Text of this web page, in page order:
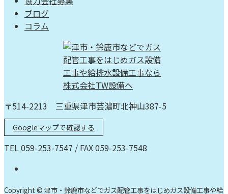
ブログ
コラム
〒514-2213 三重県津市芸濃町北神山387-5
Googleマップで確認する
TEL 059-253-7547 / FAX 059-253-7548
Copyright © 津市・鈴鹿市などでガス配管工事をはじめガス設備工事や給